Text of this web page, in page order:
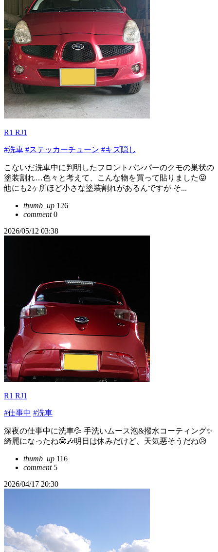
R1 RJ1
#洗車 #ステッカーチューン #キズ隠し
こないだ洗車中に判明したフロントバンパーのクモの巣状の
塗装割れ…色々と考えて、こんな物を買って貼りました😝
他にも2ヶ所ほど小さな塗装割れがあるんですが そ...
thumb_up 126
comment0
2026/05/12 03:38
R1 RJ1
#仕事中 #洗車
深夜の仕事中に洗車💦 手洗いムース泡&撥水コーティング✨
綺麗になったね🤓🎶明日は休みだけど、天気悪そうだね😥
thumb_up 116
comment5
2026/04/17 20:30